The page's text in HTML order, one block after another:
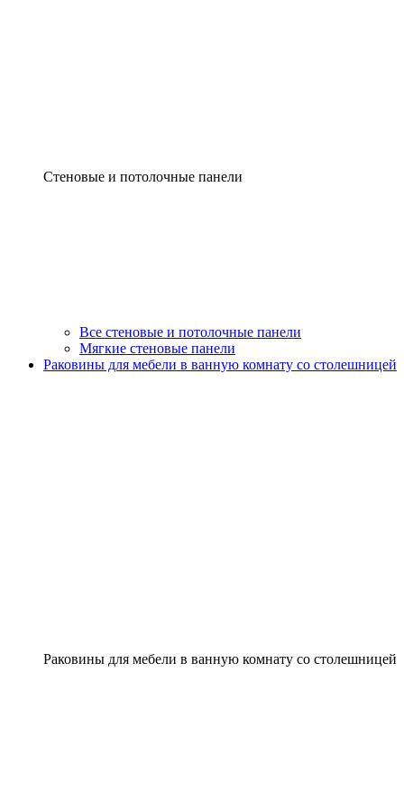
Стеновые и потолочные панели
Все стеновые и потолочные панели
Мягкие стеновые панели
Раковины для мебели в ванную комнату со столешницей
Раковины для мебели в ванную комнату со столешницей